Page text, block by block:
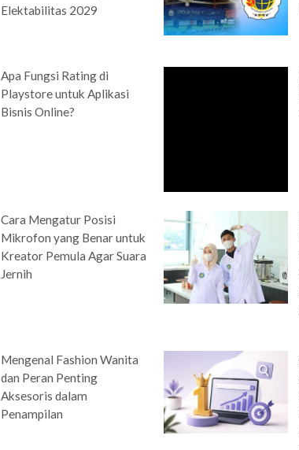
Elektabilitas 2029
Apa Fungsi Rating di
Playstore untuk Aplikasi
Bisnis Online?
Cara Mengatur Posisi
Mikrofon yang Benar untuk
Kreator Pemula Agar Suara
Jernih
Mengenal Fashion Wanita
dan Peran Penting
Aksesoris dalam
Penampilan